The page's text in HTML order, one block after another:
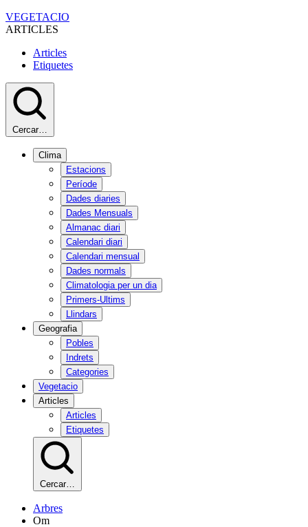
VEGETACIO
ARTICLES
Articles
Etiquetes
Cercar…
Clima
Estacions
Període
Dades diaries
Dades Mensuals
Almanac diari
Calendari diari
Calendari mensual
Dades normals
Climatologia per un dia
Primers-Ultims
Llindars
Geografia
Pobles
Indrets
Categories
Vegetacio
Articles
Articles
Etiquetes
Cercar…
Arbres
Om